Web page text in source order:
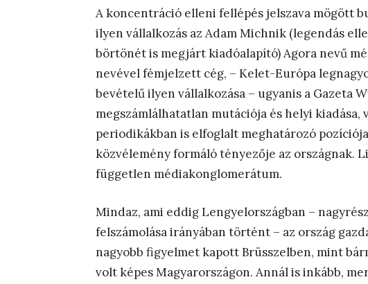
A koncentráció elleni fellépés jelszava mögött
ilyen vállalkozás az Adam Michnik (legendás
börtönét is megjárt kiadóalapító) Agora nevű
nevével fémjelzett cég, – Kelet-Európa
bevételű ilyen vállalkozása – ugyanis a Gazeta
megszámlálhatatlan mutációja és helyi kiadása,
periodikákban is elfoglalt meghatározó
közvélemény formáló tényezője az országnak.
független médiakonglomerátum.
Mindaz, ami eddig Lengyelországban –
felszámolása irányában történt – az ország
nagyobb figyelmet kapott Brüsszelben, mint
volt képes Magyarországon. Annál is inkább,